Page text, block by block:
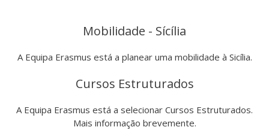
Mobilidade - Sícília
A Equipa Erasmus está a planear uma mobilidade à Sicília.
Cursos Estruturados
A Equipa Erasmus está a selecionar Cursos Estruturados.
Mais informação brevemente.